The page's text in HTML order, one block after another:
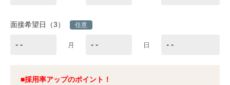
面接希望日（3） 任意
月 日
■採用率アップのポイント！